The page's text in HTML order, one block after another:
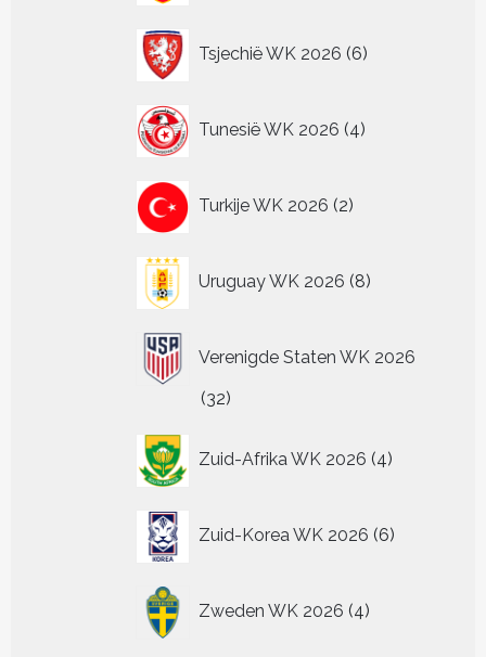
Tsjechië WK 2026 6
producten
Tunesië WK 2026 4
producten
Turkije WK 2026 2
producten
Uruguay WK 2026 8
producten
Verenigde Staten WK 2026
3232
Zuid-Afrika WK 2026 4
producten
Zuid-Korea WK 2026 6
producten
Zweden WK 2026 4
producten